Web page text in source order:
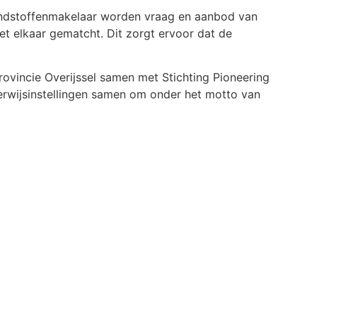
worden vraag en aanbod van
elkaar gematcht. Dit zorgt ervoor dat de
Overijssel samen met Stichting Pioneering
samen om onder het motto van